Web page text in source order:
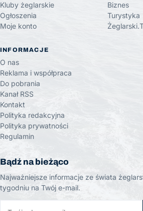
Kluby żeglarskie
Ogłoszenia
Moje konto
Biznes
Turystyka
INFORMACJE
O nas
Reklama i współpraca
Do pobrania
Kanał RSS
Kontakt
Polityka redakcyjna
Polityka prywatności
Regulamin
Bądź na bieżąco
Najważniejsze informacje ze świata
tygodniu na Twój e-mail.